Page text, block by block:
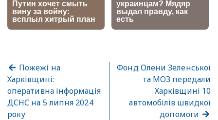
Пожежі на
Харківщині:
оперативна інформація
ДСНС на 5 липня 2024
року
Фонд Олени Зеленської
та МОЗ передали
Харківщині 10
автомобілів швидкої
допомоги